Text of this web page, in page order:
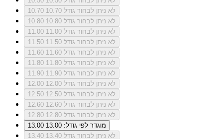
10.70
לא ניתן לבחור גודל 10.70
10.80
לא ניתן לבחור גודל 10.80
11.00
לא ניתן לבחור גודל 11.00
11.50
לא ניתן לבחור גודל 11.50
11.60
לא ניתן לבחור גודל 11.60
11.80
לא ניתן לבחור גודל 11.80
11.90
לא ניתן לבחור גודל 11.90
12.00
לא ניתן לבחור גודל 12.00
12.50
לא ניתן לבחור גודל 12.50
12.60
לא ניתן לבחור גודל 12.60
12.80
לא ניתן לבחור גודל 12.80
13.00
מוגדר לפי גודל: 13.00
13.40
לא ניתן לבחור גודל 13.40